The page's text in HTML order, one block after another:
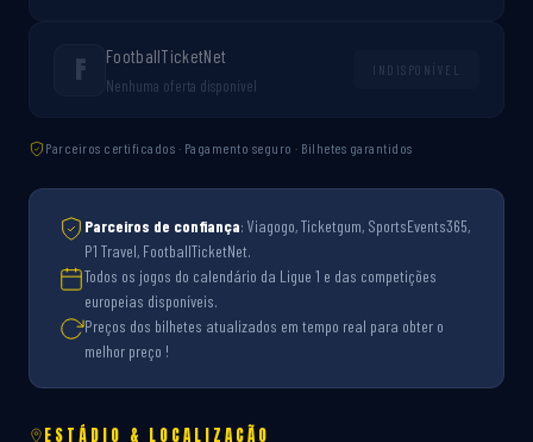
F FootballTicketNet
Nenhuma oferta disponível
INDISPONÍVEL
Parceiros certificados · Pagamento seguro · Bilhetes garantidos
Parceiros de confiança: Viagogo, Ticketgum, SportsEvents365,
P1 Travel, FootballTicketNet.
Todos os jogos do calendário da Ligue 1 e das competições
europeias disponíveis.
Preços dos bilhetes atualizados em tempo real para obter o
melhor preço !
ESTÁDIO & LOCALIZAÇÃO